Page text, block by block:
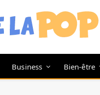
Business Bien-être